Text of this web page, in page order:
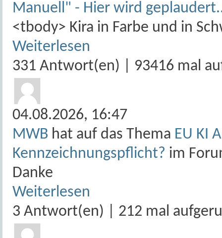
Manuell" - Hier wird
<tbody> Kira in Farbe und in
Weiterlesen
331 Antwort(en) | 93416 mal
04.08.2026, 16:47
MWB hat auf das Thema EU KI
Kennzeichnungspflicht? im
Danke
Weiterlesen
3 Antwort(en) | 212 mal